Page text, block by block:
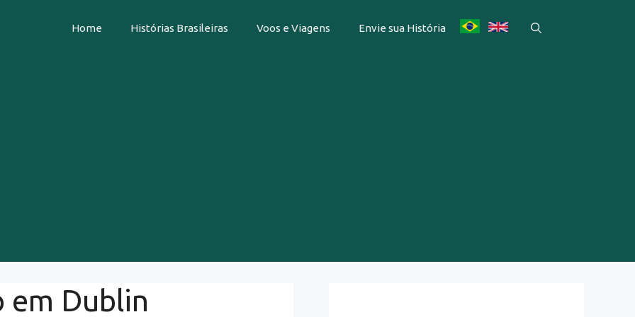
Home Histórias Brasileiras Voos e Viagens Envie sua História
em Dublin